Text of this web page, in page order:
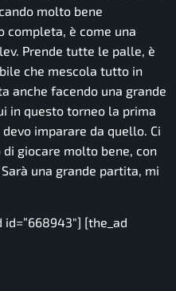
molto bene
completa, è come una
Prende tutte le palle, è
che mescola tutto in
anche facendo una grande
in questo torneo la prima
imparare da quello. Ci
giocare molto bene, con
Sarà una grande partita, mi
id=”668943″] [the_ad